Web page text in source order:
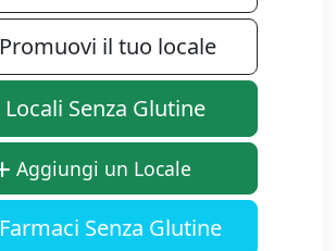
Promuovi il tuo locale
Locali Senza Glutine
Aggiungi un Locale
Farmaci Senza Glutine